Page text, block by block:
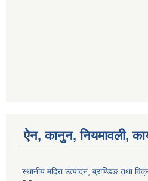
ऐन, कानुन, नियमावली,
स्थानीय मदिरा उत्पादन, ब्राण्डिङ तथा